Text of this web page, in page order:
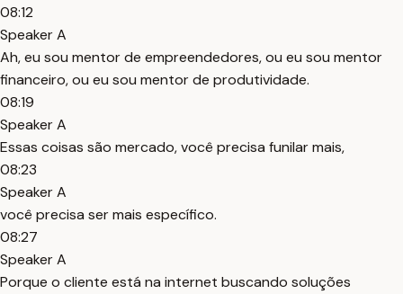
08:12
Speaker A
Ah, eu sou mentor de empreendedores, ou eu sou mentor
financeiro, ou eu sou mentor de produtividade.
08:19
Speaker A
Essas coisas são mercado, você precisa funilar mais,
08:23
Speaker A
você precisa ser mais específico.
08:27
Speaker A
Porque o cliente está na internet buscando soluções